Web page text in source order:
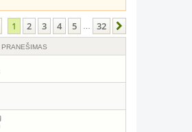
Puslapis iš 32
1 2 3 4 5 32